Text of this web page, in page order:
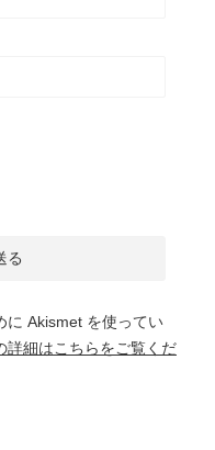
に Akismet を使ってい
詳細はこちらをご覧くだ